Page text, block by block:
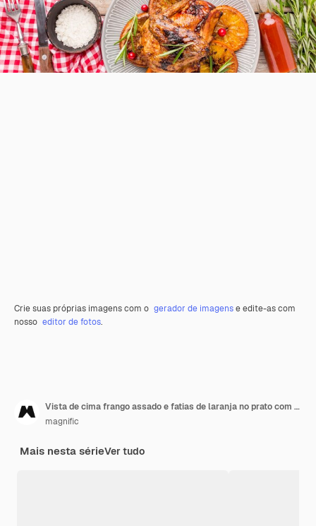
Crie suas próprias imagens com o gerador de imagense edite-as com
nosso editor de fotos.
Vista de cima frango assado e fatias de laranja no prato com sal marinho e molho
magnific
Mais nesta sérieVer tudo